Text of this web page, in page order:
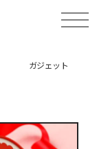
toggle
ガジェット